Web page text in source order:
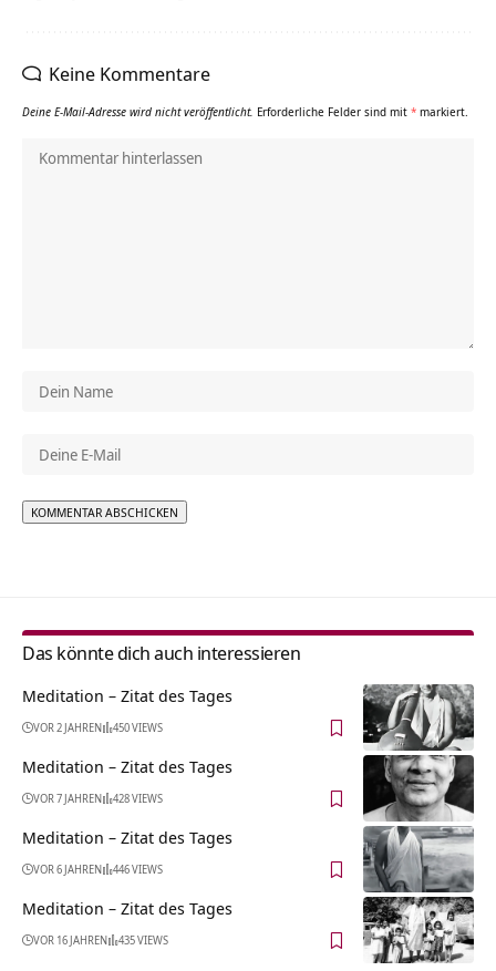
Keine Kommentare
Deine E-Mail-Adresse wird nicht veröffentlicht. Erforderliche Felder sind mit * markiert.
Das könnte dich auch interessieren
Meditation – Zitat des Tages
VOR 2 JAHREN 450 VIEWS
Meditation – Zitat des Tages
VOR 7 JAHREN 428 VIEWS
Meditation – Zitat des Tages
VOR 6 JAHREN 446 VIEWS
Meditation – Zitat des Tages
VOR 16 JAHREN 435 VIEWS